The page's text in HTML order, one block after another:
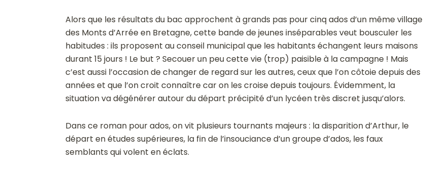
Alors que les résultats du bac approchent à grands pas pour cinq ados d’un même village
des Monts d’Arrée en Bretagne, cette bande de jeunes inséparables veut bousculer les
habitudes : ils proposent au conseil municipal que les habitants échangent leurs maisons
durant 15 jours ! Le but ? Secouer un peu cette vie (trop) paisible à la campagne ! Mais
c’est aussi l’occasion de changer de regard sur les autres, ceux que l’on côtoie depuis des
années et que l’on croit connaître car on les croise depuis toujours. Évidemment, la
situation va dégénérer autour du départ précipité d’un lycéen très discret jusqu’alors.
Dans ce roman pour ados, on vit plusieurs tournants majeurs : la disparition d’Arthur, le
départ en études supérieures, la fin de l’insouciance d’un groupe d’ados, les faux
semblants qui volent en éclats.